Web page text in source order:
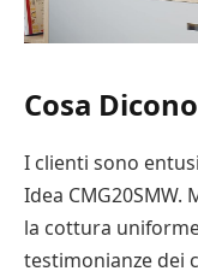
Cosa
I clienti sono
Idea
la cottura
testimonianze dei